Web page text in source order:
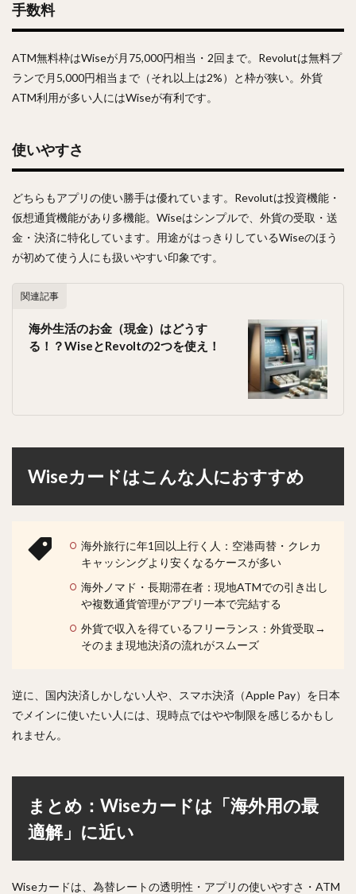
手数料
ATM無料枠はWiseが月75,000円相当・2回まで。Revolutは無料プ
ランで月5,000円相当まで（それ以上は2%）と枠が狭い。外貨
ATM利用が多い人にはWiseが有利です。
使いやすさ
どちらもアプリの使い勝手は優れています。Revolutは投資機能・
仮想通貨機能があり多機能。Wiseはシンプルで、外貨の受取・送
金・決済に特化しています。用途がはっきりしているWiseのほう
が初めて使う人にも扱いやすい印象です。
関連記事
海外生活のお金（現金）はどうす
る！？WiseとRevoltの2つを使え！
Wiseカードはこんな人におすすめ
海外旅行に年1回以上行く人：空港両替・クレカ
キャッシングより安くなるケースが多い
海外ノマド・長期滞在者：現地ATMでの引き出し
や複数通貨管理がアプリ一本で完結する
外貨で収入を得ているフリーランス：外貨受取→
そのまま現地決済の流れがスムーズ
逆に、国内決済しかしない人や、スマホ決済（Apple Pay）を日本
でメインに使いたい人には、現時点ではやや制限を感じるかもし
れません。
まとめ：Wiseカードは「海外用の最
適解」に近い
Wiseカードは、為替レートの透明性・アプリの使いやすさ・ATM